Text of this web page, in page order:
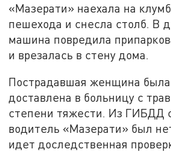
«Мазерати» наехала на
пешехода и снесла столб. В
машина повредила
и врезалась в стену дома.
Пострадавшая женщина была
доставлена в больницу с
степени тяжести. Из ГИБДД
водитель «Мазерати» был
идет доследственная